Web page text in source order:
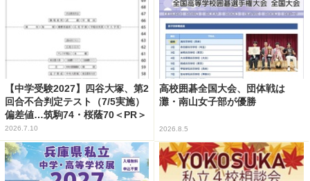
【中学受験2027】四谷大塚、第2
回合不合判定テスト（7/5実施）
偏差値…筑駒74・桜蔭70＜PR＞
2026.7.10
高校囲碁全国大会、団体戦は
灘・南山女子部が優勝
2026.8.5